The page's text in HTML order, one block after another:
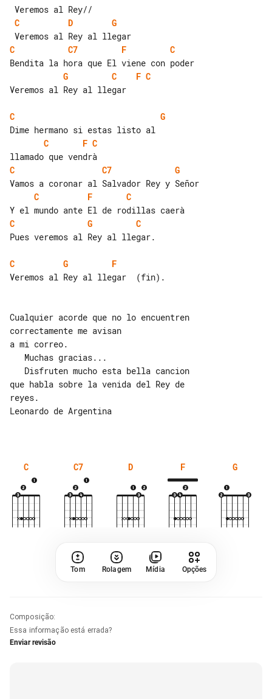
C
D
G
C
C7 F
C
G
C F C
Veremos al Rey al llegar
C
G
C
F C
C
C7
G
C
F
C
C
G
C
Pues veremos al Rey al llegar.
C G
F
Veremos al Rey al llegar  (fin).
Cualquier acorde que no lo encuentren
correctamente me avisan
a mi correo.
que habla sobre la venida del Rey de
reyes.
Leonardo de Argentina
C C7 D F G
Tom Rolagem Mídia Opções
Composição:
Essa informação está errada?
Enviar revisão